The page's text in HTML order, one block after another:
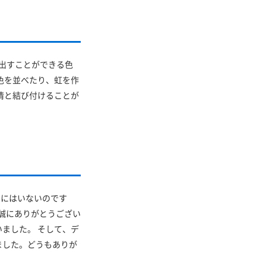
すことができる色
を並べたり、虹を作
と結び付けることが
はいないのです
にありがとうござい
した。 そして、デ
た。どうもありが